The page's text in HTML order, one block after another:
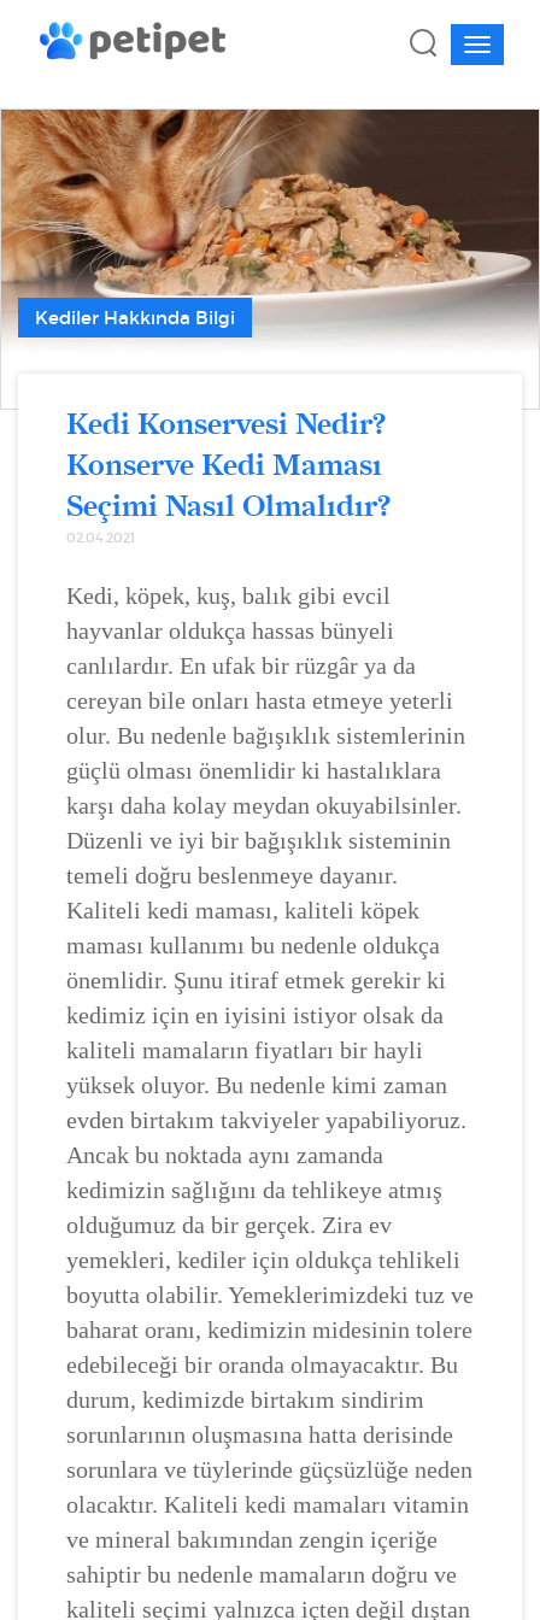
Kediler Hakkında Bilgi
Kedi Konservesi Nedir?
Konserve Kedi Maması
Seçimi Nasıl Olmalıdır?
02.04.2021
Kedi, köpek, kuş, balık gibi evcil
hayvanlar oldukça hassas bünyeli
canlılardır. En ufak bir rüzgâr ya da
cereyan bile onları hasta etmeye yeterli
olur. Bu nedenle bağışıklık sistemlerinin
güçlü olması önemlidir ki hastalıklara
karşı daha kolay meydan okuyabilsinler.
Düzenli ve iyi bir bağışıklık sisteminin
temeli doğru beslenmeye dayanır.
Kaliteli kedi maması, kaliteli köpek
maması kullanımı bu nedenle oldukça
önemlidir. Şunu itiraf etmek gerekir ki
kedimiz için en iyisini istiyor olsak da
kaliteli mamaların fiyatları bir hayli
yüksek oluyor. Bu nedenle kimi zaman
evden birtakım takviyeler yapabiliyoruz.
Ancak bu noktada aynı zamanda
kedimizin sağlığını da tehlikeye atmış
olduğumuz da bir gerçek. Zira ev
yemekleri, kediler için oldukça tehlikeli
boyutta olabilir. Yemeklerimizdeki tuz ve
baharat oranı, kedimizin midesinin tolere
edebileceği bir oranda olmayacaktır. Bu
durum, kedimizde birtakım sindirim
sorunlarının oluşmasına hatta derisinde
sorunlara ve tüylerinde güçsüzlüğe neden
olacaktır. Kaliteli kedi mamaları vitamin
ve mineral bakımından zengin içeriğe
sahiptir bu nedenle mamaların doğru ve
kaliteli seçimi yalnızca içten değil dıştan